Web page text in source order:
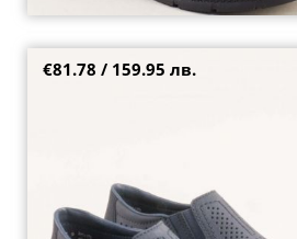
Мъжки обувки тип мокасини RIEKER с
42
€81.78 / 159.95 лв.